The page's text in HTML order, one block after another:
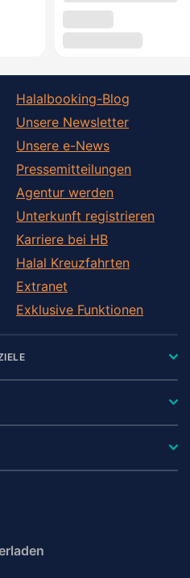
Halalbooking-Blog
Unsere Newsletter
Unsere e-News
Pressemitteilungen
Agentur werden
Unterkunft registrieren
Karriere bei HB
Halal Kreuzfahrten
Extranet
Exklusive Funktionen